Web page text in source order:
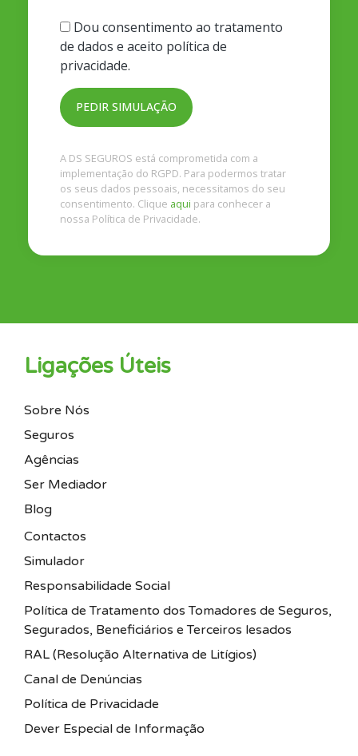
Dou consentimento ao tratamento
de dados e aceito política de
privacidade.
A DS SEGUROS está comprometida com a
implementação do RGPD. Para podermos tratar
os seus dados pessoais, necessitamos do seu
consentimento. Clique aqui para conhecer a
nossa Política de Privacidade.
Ligações Úteis
Sobre Nós
Seguros
Agências
Ser Mediador
Blog
Contactos
Simulador
Responsabilidade Social
Política de Tratamento dos Tomadores de Seguros,
Segurados, Beneficiários e Terceiros lesados
RAL (Resolução Alternativa de Litígios)
Canal de Denúncias
Política de Privacidade
Dever Especial de Informação